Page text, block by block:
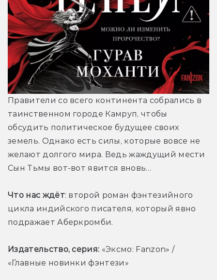
Правители со всего континента собрались в
таинственном городе Камруп, чтобы
обсудить политическое будущее своих
земель. Однако есть силы, которые вовсе не
желают долгого мира. Ведь жаждущий мести
Сын Тьмы вот-вот явится вновь…
Что нас ждёт: второй роман фэнтезийного
цикла индийского писателя, который явно
подражает Аберкромби.
Издательство, серия: «Эксмо: Fanzon» /
«Главные новинки фэнтези»